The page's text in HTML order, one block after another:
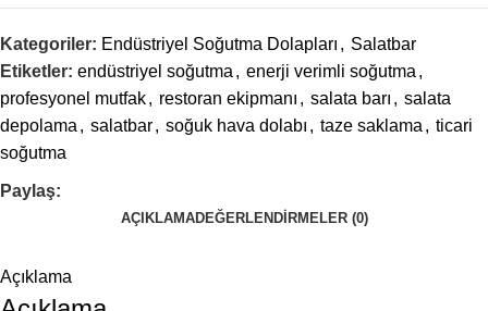
Kategoriler: Endüstriyel Soğutma Dolapları , Salatbar
Etiketler: endüstriyel soğutma , enerji verimli soğutma ,
profesyonel mutfak, restoran ekipmanı , salata barı , salata
depolama , salatbar, soğuk hava dolabı , taze saklama , ticari
soğutma
Paylaş:
AÇIKLAMADEĞERLENDIRMELER (0)
Açıklama